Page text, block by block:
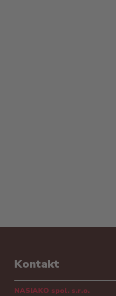
Kontakt
NASIAKO spol. s.r.o.